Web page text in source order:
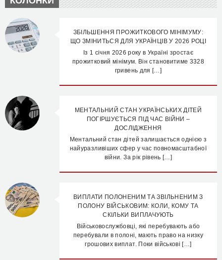
ЗБІЛЬШЕННЯ ПРОЖИТКОВОГО МІНІМУМУ:
ЩО ЗМІНИТЬСЯ ДЛЯ УКРАЇНЦІВ У 2026 РОЦІ
Із 1 січня 2026 року в Україні зростає
прожитковий мінімум. Він становитиме 3328
гривень для […]
МЕНТАЛЬНИЙ СТАН УКРАЇНСЬКИХ ДІТЕЙ
ПОГІРШУЄТЬСЯ ПІД ЧАС ВІЙНИ –
ДОСЛІДЖЕННЯ
Ментальний стан дітей залишається однією з
найуразливіших сфер у час повномасштабної
війни. За рік рівень […]
ВИПЛАТИ ПОЛОНЕНИМ ТА ЗВІЛЬНЕНИМ З
ПОЛОНУ ВІЙСЬКОВИМ: КОЛИ, КОМУ ТА
СКІЛЬКИ ВИПЛАЧУЮТЬ
Військовослужбовці, які перебувають або
перебували в полоні, мають право на низку
грошових виплат. Поки військові […]